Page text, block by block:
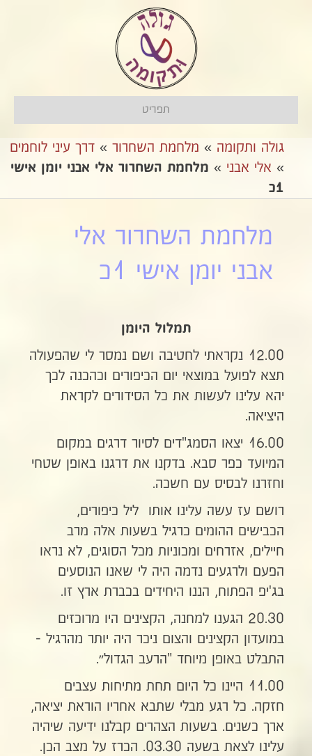
תפריט
גולה ותקומה » מלחמת השחרור » דרך עיני לוחמים
» אלי אבני » מלחמת השחרור אלי אבני יומן אישי
1כ
מלחמת השחרור אלי
אבני יומן אישי 1כ
תמלול היומן
12.00 נקראתי לחטיבה ושם נמסר לי שהפעולה
תצא לפועל במוצאי יום הכיפורים וכהכנה לכך
יהא עלינו לעשות את כל הסידורים לקראת
היציאה.
16.00 יצאו הסמג"דים לסיור דרגים במקום
המיועד כפר סבא. בדקנו את דרגנו באופן שטחי
וחזרנו לבסיס עם חשכה.
רושם עז עשה עלינו אותו ליל כיפורים,
הכבישים ההומים כרגיל בשעות אלה מרב
חיילים, אזרחים ומכוניות מכל הסוגים, לא נראו
הפעם ולרגעים נדמה היה לי שאנו הנוסעים
בג'יפ הפתוח, הננו היחידים בכברת ארץ זו.
20.30 הגענו למחנה, הקצינים היו מרוכזים
במועדון הקצינים והצום ניכר היה יותר מהרגיל -
התבלט באופן מיוחד "הרעב הגדול״.
11.00 היינו כל היום תחת מתיחות עצבים
חזקה. כל רגע מבלי שתבא אחריו הוראת יציאה,
ארך כשנים. בשעות הצהרים קבלנו ידיעה שיהיה
עלינו לצאת בשעה 03.30. הכרז על מצב הכן.